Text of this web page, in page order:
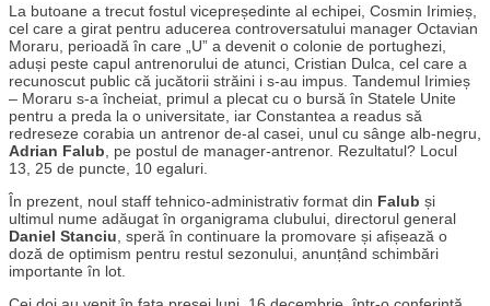
La butoane a trecut fostul vicepreședinte al echipei, Cosmin Irimieș,
cel care a girat pentru aducerea controversatului manager Octavian
Moraru, perioadă în care „U” a devenit o colonie de portughezi,
aduși peste capul antrenorului de atunci, Cristian Dulca, cel care a
recunoscut public că jucătorii străini i s-au impus. Tandemul Irimieș
– Moraru s-a încheiat, primul a plecat cu o bursă în Statele Unite
pentru a preda la o universitate, iar Constantea a readus să
redreseze corabia un antrenor de-al casei, unul cu sânge alb-negru,
Adrian Falub , pe postul de manager-antrenor. Rezultatul? Locul
13, 25 de puncte, 10 egaluri.
În prezent, noul staff tehnico-administrativ format din Falub și
ultimul nume adăugat în organigrama clubului, directorul general
Daniel Stanciu , speră în continuare la promovare și afișează o
doză de optimism pentru restul sezonului, anunțând schimbări
importante în lot.